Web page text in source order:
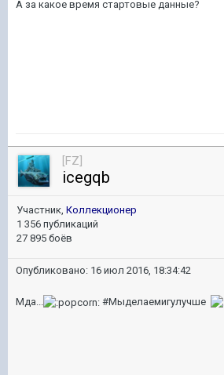
А за какое время стартовые данные?
[FZ]
icegqb
Участник, Коллекционер
1 356 публикаций
27 895 боёв
Опубликовано: 16 июл 2016, 18:34:42
Мда... #Мыделаемигулучше